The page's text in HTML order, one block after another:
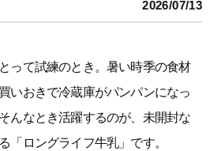
2026/07/13
って試練のとき。暑い時季の食材
いおきで冷蔵庫がパンパンになっ
んなとき活躍するのが、未開封な
「ロングライフ牛乳」です。